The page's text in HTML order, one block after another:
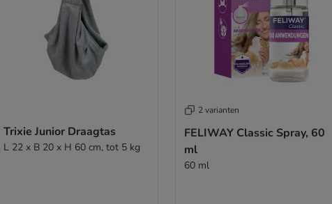
Trixie Junior Draagtas
L 22 x B 20 x H 60 cm, tot 5 kg
2 varianten
FELIWAY Classic Spray, 60
ml
60 ml